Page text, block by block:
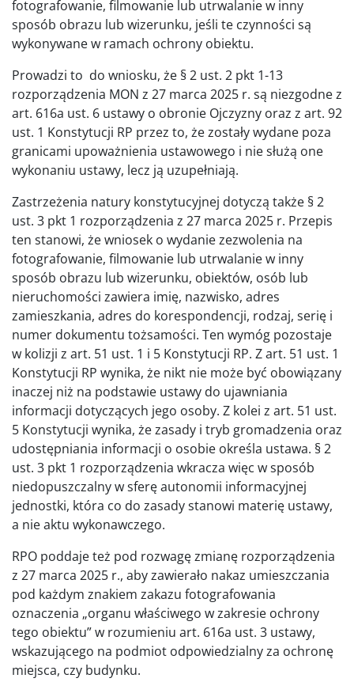
fotografowanie, filmowanie lub utrwalanie w inny
sposób obrazu lub wizerunku, jeśli te czynności są
wykonywane w ramach ochrony obiektu.
Prowadzi to do wniosku, że § 2 ust. 2 pkt 1-13
rozporządzenia MON z 27 marca 2025 r. są niezgodne z
art. 616a ust. 6 ustawy o obronie Ojczyzny oraz z art. 92
ust. 1 Konstytucji RP przez to, że zostały wydane poza
granicami upoważnienia ustawowego i nie służą one
wykonaniu ustawy, lecz ją uzupełniają.
Zastrzeżenia natury konstytucyjnej dotyczą także § 2
ust. 3 pkt 1 rozporządzenia z 27 marca 2025 r. Przepis
ten stanowi, że wniosek o wydanie zezwolenia na
fotografowanie, filmowanie lub utrwalanie w inny
sposób obrazu lub wizerunku, obiektów, osób lub
nieruchomości zawiera imię, nazwisko, adres
zamieszkania, adres do korespondencji, rodzaj, serię i
numer dokumentu tożsamości. Ten wymóg pozostaje
w kolizji z art. 51 ust. 1 i 5 Konstytucji RP. Z art. 51 ust. 1
Konstytucji RP wynika, że nikt nie może być obowiązany
inaczej niż na podstawie ustawy do ujawniania
informacji dotyczących jego osoby. Z kolei z art. 51 ust.
5 Konstytucji wynika, że zasady i tryb gromadzenia oraz
udostępniania informacji o osobie określa ustawa. § 2
ust. 3 pkt 1 rozporządzenia wkracza więc w sposób
niedopuszczalny w sferę autonomii informacyjnej
jednostki, która co do zasady stanowi materię ustawy,
a nie aktu wykonawczego.
RPO poddaje też pod rozwagę zmianę rozporządzenia
z 27 marca 2025 r., aby zawierało nakaz umieszczania
pod każdym znakiem zakazu fotografowania
oznaczenia „organu właściwego w zakresie ochrony
tego obiektu” w rozumieniu art. 616a ust. 3 ustawy,
wskazującego na podmiot odpowiedzialny za ochronę
miejsca, czy budynku.